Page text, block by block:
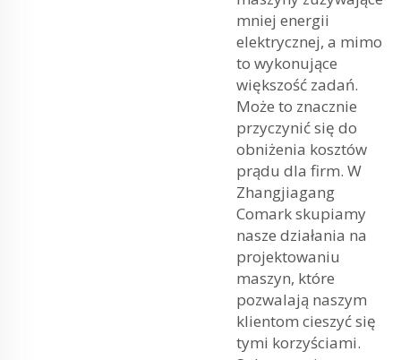
mniej energii
elektrycznej, a mimo
to wykonujące
większość zadań.
Może to znacznie
przyczynić się do
obniżenia kosztów
prądu dla firm. W
Zhangjiagang
Comark skupiamy
nasze działania na
projektowaniu
maszyn, które
pozwalają naszym
klientom cieszyć się
tymi korzyściami.